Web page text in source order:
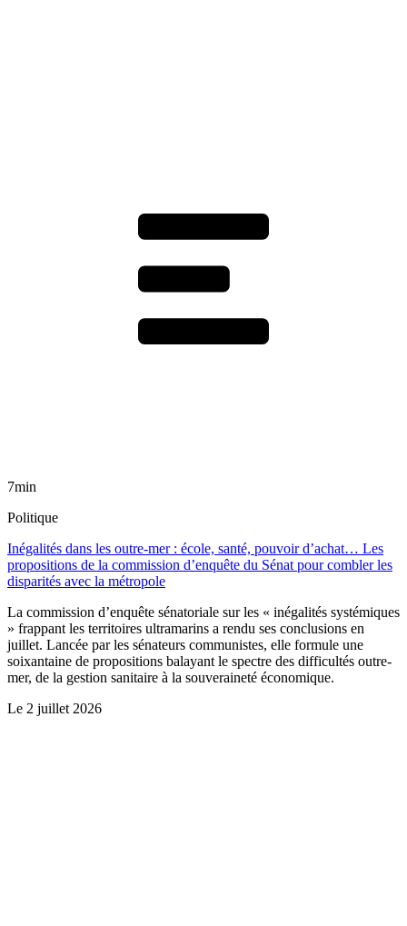
7min
Politique
Inégalités dans les outre-mer : école, santé, pouvoir d’achat… Les
propositions de la commission d’enquête du Sénat pour combler les
disparités avec la métropole
La commission d’enquête sénatoriale sur les « inégalités systémiques
» frappant les territoires ultramarins a rendu ses conclusions en
juillet. Lancée par les sénateurs communistes, elle formule une
soixantaine de propositions balayant le spectre des difficultés outre-
mer, de la gestion sanitaire à la souveraineté économique.
Le 2 juillet 2026